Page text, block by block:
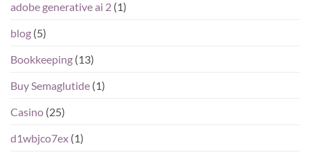
adobe generative ai 2 (1)
blog (5)
Bookkeeping (13)
Buy Semaglutide (1)
Casino (25)
d1wbjco7ex (1)